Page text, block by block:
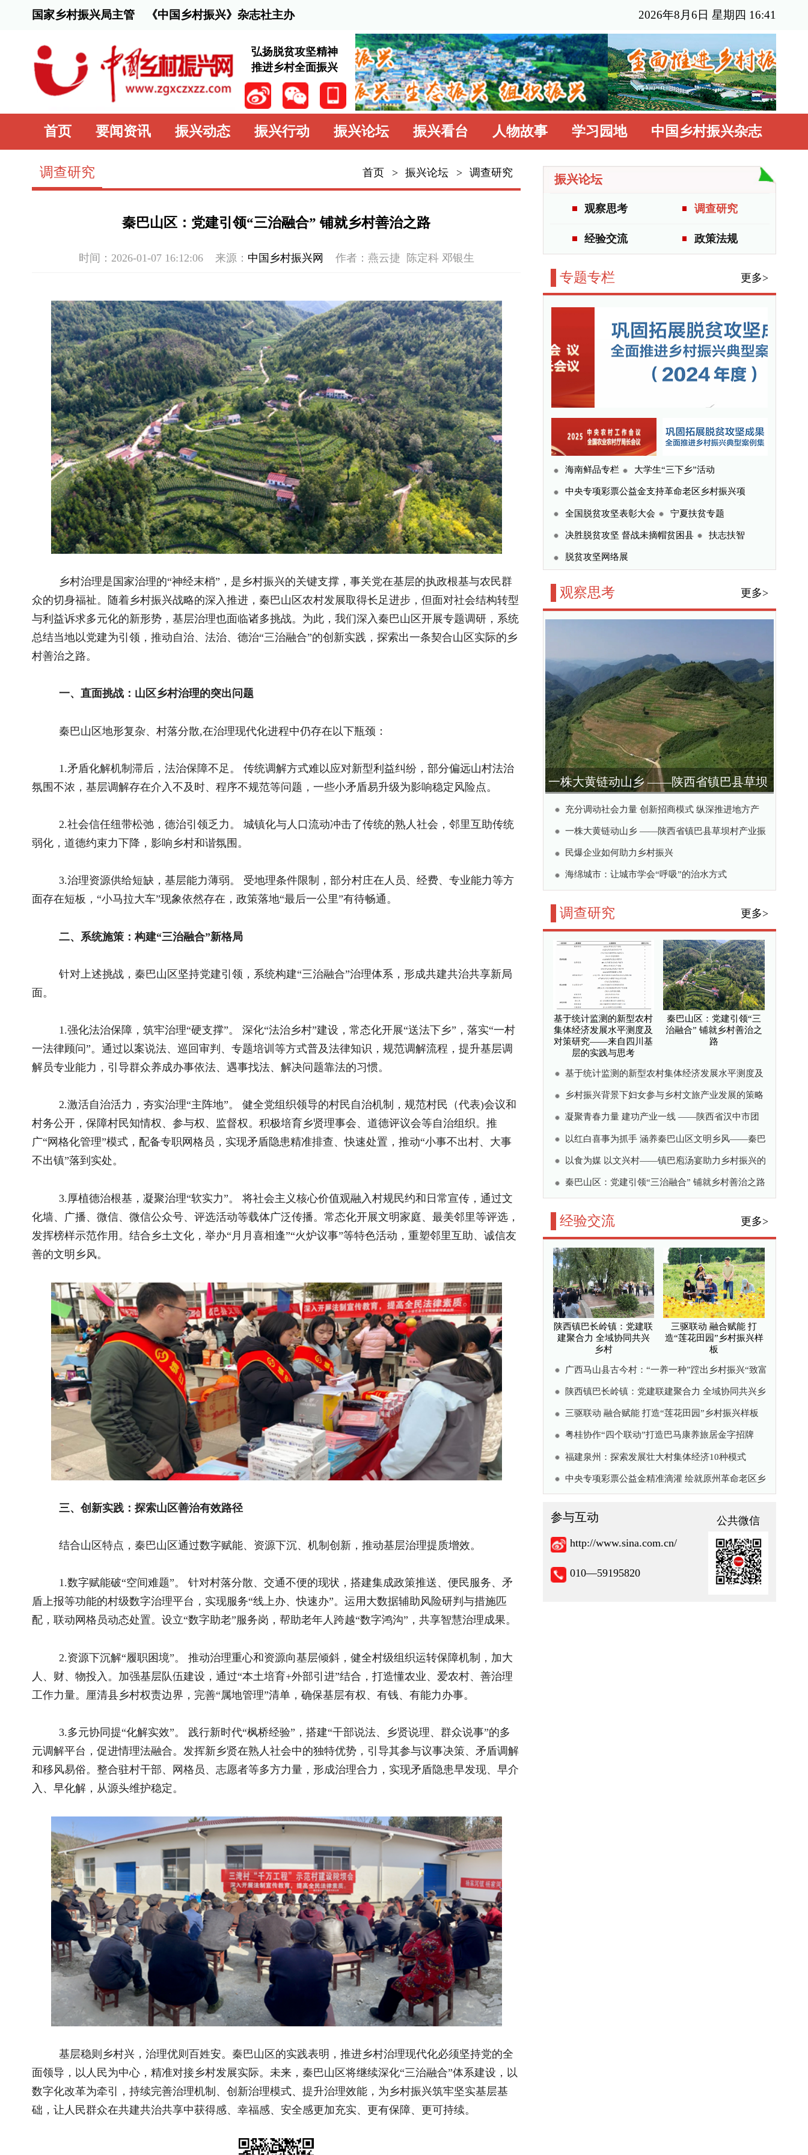
国家乡村振兴局主管 《中国乡村振兴》杂志社主办
推进乡村全面振兴
要闻资讯 振兴行动 振兴论坛 振兴看台 人物故事 学习园地 中国乡村振兴杂志
调查研究 首页 振兴论坛 > 调查研究
乡村治理是国家治理的“神经末梢”，是乡村振兴的关键支撑，事关党在基层的执政根基与农民群
众的切身福祉。随着乡村振兴战略的深入推进，秦巴山区农村发展取得长足进步，但面对社会结构转型
与利益诉求多元化的新形势，基层治理也面临诸多挑战。为此，我们深入秦巴山区开展专题调研，系统
总结当地以党建为引领，推动自治、法治、德治“三治融合”的创新实践，探索出一条契合山区实际的乡
村善治之路。
一、直面挑战：山区乡村治理的突出问题
秦巴山区地形复杂、村落分散,在治理现代化进程中仍存在以下瓶颈：
1.矛盾化解机制滞后，法治保障不足。 传统调解方式难以应对新型利益纠纷，部分偏远山村法治
2.社会信任纽带松弛，德治引领乏力。 城镇化与人口流动冲击了传统的熟人社会，邻里互助传统
面。
1.强化法治保障，筑牢治理“硬支撑”。 深化“法治乡村”建设，常态化开展“送法下乡”，落实“一村
一法律顾问”。通过以案说法、巡回审判、专题培训等方式普及法律知识，规范调解流程，提升基层调
2.激活自治活力，夯实治理“主阵地”。 健全党组织领导的村民自治机制，规范村民（代表)会议和
村务公开，保障村民知情权、参与权、监督权。积极培育乡贤理事会、道德评议会等自治组织。推
不出镇”落到实处。
化墙、广播、微信、微信公众号、评选活动等载体广泛传播。常态化开展文明家庭、最美邻里等评选，
发挥榜样示范作用。结合乡土文化，举办“月月喜相逢”“火炉议事”等特色活动，重塑邻里互助、诚信友
三、创新实践：探索山区善治有效路径
结合山区特点，秦巴山区通过数字赋能、资源下沉、机制创新，推动基层治理提质增效。
盾上报等功能的村级数字治理平台，实现服务“线上办、快速办”。运用大数据辅助风险研判与措施匹
配，联动网格员动态处置。设立“数字助老”服务岗，帮助老年人跨越“数字鸿沟”，共享智慧治理成果。
2.资源下沉解“履职困境”。 推动治理重心和资源向基层倾斜，健全村级组织运转保障机制，加大
人、财、物投入。加强基层队伍建设，通过“本土培育+外部引进”结合，打造懂农业、爱农村、善治理
工作力量。厘清县乡村权责边界，完善“属地管理”清单，确保基层有权、有钱、有能力办事。
3.多元协同提“化解实效”。 践行新时代“枫桥经验”，搭建“干部说法、乡贤说理、群众说事”的多
元调解平台，促进情理法融合。发挥新乡贤在熟人社会中的独特优势，引导其参与议事决策、矛盾调解
和移风易俗。整合驻村干部、网格员、志愿者等多方力量，形成治理合力，实现矛盾隐患早发现、早介
入、早化解，从源头维护稳定。
面领导，以人民为中心，精准对接乡村发展实际。未来，秦巴山区将继续深化“三治融合”体系建设，以
数字化改革为牵引，持续完善治理机制、创新治理模式、提升治理效能，为乡村振兴筑牢坚实基层基
础，让人民群众在共建共治共享中获得感、幸福感、安全感更加充实、更有保障、更可持续。
2026全国和美乡村乒乓球大赛在宁夏灵武圆..
国新办举行新闻发布会 介绍2026年上半年..
国新办举行新闻发布会 介绍东西部协作工..
关于全国乡村振兴奖拟表彰对象的公示..
国务院关于印发《加快农业农村现代化 “..
“三农”题材新大众文艺作品开始征集啦！..
“三农”题材新大众文艺作品征集展示活动..
基于统计监测的新型农村集体经济发展水平..
乡村振兴背景下妇女参与乡村文旅产业发展..
凝聚青春力量 建功产业一线 ——陕西省汉..
以红白喜事为抓手 涵养秦巴山区文明乡风..
以食为媒 以文兴村——镇巴庖汤宴助力乡..
秦巴山区：党建引领“三治融合” 铺就乡村..
南北共振：解码文化产业，链接未来发展 ——..
观察思考 调查研究
经验交流
海南鲜品专栏
中央专项彩票公益金支持革命老区乡村振兴项
目
全国脱贫攻坚表彰大会
决胜脱贫攻坚 督战未摘帽贫困县 扶志扶智
脱贫攻坚网络展
观察思考 更多>
一株大黄链动山乡 ——陕西省镇巴县草坝
村产业振兴的实践与思考
一株大黄链动山乡 ——陕西省镇巴县草坝村产业振
海绵城市：让城市学会“呼吸”的治水方式
更多>
集体经济发展水平测度及
秦巴山区：党建引领“三
路
基于统计监测的新型农村集体经济发展水平测度及
对策研究——来自四川基层的实践与思考
乡村振兴背景下妇女参与乡村文旅产业发展的策略
研究
委引领青年助力高质量发展的实践与探索
以红白喜事为抓手 涵养秦巴山区文明乡风——秦巴
以食为媒 以文兴村——镇巴庖汤宴助力乡村振兴的
秦巴山区：党建引领“三治融合” 铺就乡村善治之路
经验交流 更多>
造“莲花田园”乡村振兴样
板
广西马山县古今村：“一养一种”蹚出乡村振兴“致富
路”
陕西镇巴长岭镇：党建联建聚合力 全域协同共兴乡
村
三驱联动 融合赋能 打造“莲花田园”乡村振兴样板
粤桂协作“四个联动”打造巴马康养旅居金字招牌
福建泉州：探索发展壮大村集体经济10种模式
中央专项彩票公益金精准滴灌 绘就原州革命老区乡
村振兴新画卷
参与互动
http://www.sina.com.cn/
公共微信
| 网站介绍 | 管理团队 欢迎投稿 | 杂志订阅 | 网站声明 | 海南海品专栏
主管：国家乡村振兴局 主办：《中国乡村振兴》杂志社 版权所有：中国乡村振兴网
地址：北京市朝阳区太阳宫北街1号农业农村部太阳宫办公区12层 邮编：100028 投诉电话：
(010)59195820
互联网新闻信息许可证10120230004 丨 增值电信业务经营许可证京B2-20240091 丨广播电视节目制作
京ICP备2022015544号-1